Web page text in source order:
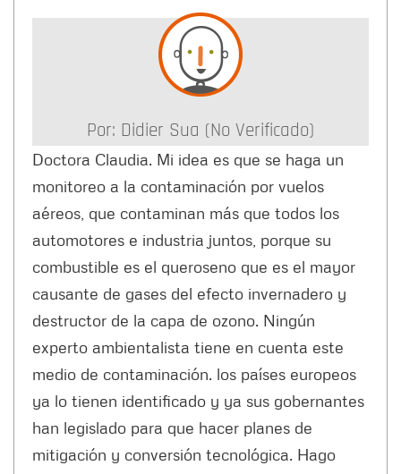
Por: Didier Sua (no Verificado)
Doctora Claudia. Mi idea es que se haga un
monitoreo a la contaminación por vuelos
aéreos, que contaminan más que todos los
automotores e industria juntos, porque su
combustible es el queroseno que es el mayor
causante de gases del efecto invernadero y
destructor de la capa de ozono. Ningún
experto ambientalista tiene en cuenta este
medio de contaminación. los países europeos
ya lo tienen identificado y ya sus gobernantes
han legislado para que hacer planes de
mitigación y conversión tecnológica. Hago